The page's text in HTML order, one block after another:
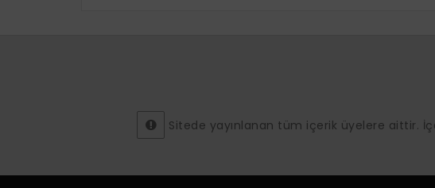
Sitede yayınlanan tüm içerik üyelere aittir.